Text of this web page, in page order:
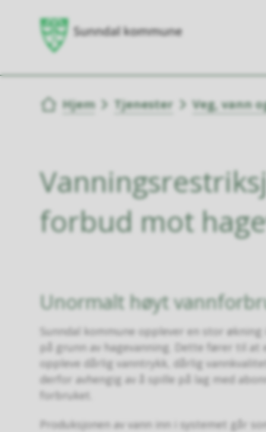
Du er her:
Hjem Tjenester Veg, vann
forbud mot
Unormalt høyt
Sunndal kommune opplever en stor
på grunn av hagevanning. Dette fører til at
oppleve dårlig vanntrykk, dårlig
derfor avhengig av å spille på lag med
forbruket.
Produksjonen av vann inn i systemet går